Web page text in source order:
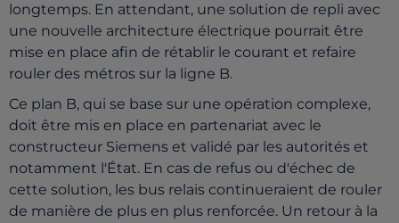
longtemps. En attendant, une solution de repli avec
une nouvelle architecture électrique pourrait être
mise en place afin de rétablir le courant et refaire
rouler des métros sur la ligne B.
Ce plan B, qui se base sur une opération complexe,
doit être mis en place en partenariat avec le
constructeur Siemens et validé par les autorités et
notamment l'État. En cas de refus ou d'échec de
cette solution, les bus relais continueraient de rouler
de manière de plus en plus renforcée. Un retour à la